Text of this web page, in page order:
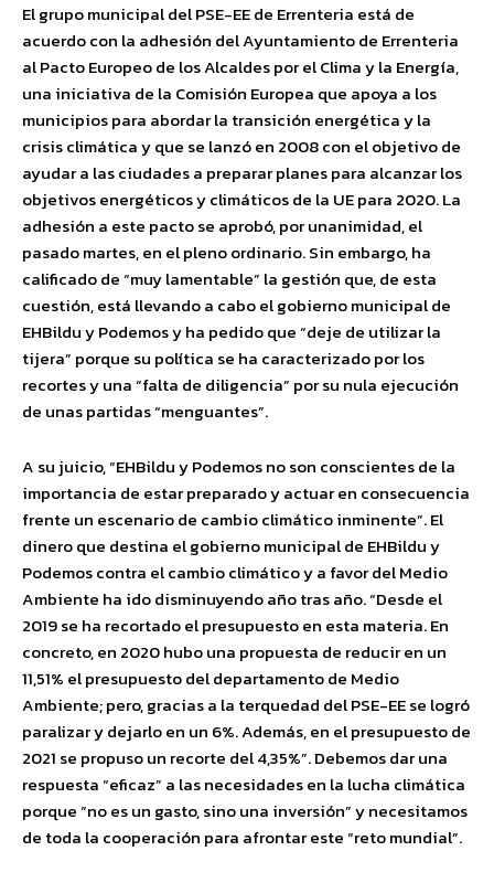
El grupo municipal del PSE-EE de Errenteria está de
acuerdo con la adhesión del Ayuntamiento de Errenteria
al Pacto Europeo de los Alcaldes por el Clima y la Energía,
una iniciativa de la Comisión Europea que apoya a los
municipios para abordar la transición energética y la
crisis climática y que se lanzó en 2008 con el objetivo de
ayudar a las ciudades a preparar planes para alcanzar los
objetivos energéticos y climáticos de la UE para 2020. La
adhesión a este pacto se aprobó, por unanimidad, el
pasado martes, en el pleno ordinario. Sin embargo, ha
calificado de “muy lamentable” la gestión que, de esta
cuestión, está llevando a cabo el gobierno municipal de
EHBildu y Podemos y ha pedido que “deje de utilizar la
tijera” porque su política se ha caracterizado por los
recortes y una “falta de diligencia” por su nula ejecución
de unas partidas “menguantes”.
A su juicio, “EHBildu y Podemos no son conscientes de la
importancia de estar preparado y actuar en consecuencia
frente un escenario de cambio climático inminente”. El
dinero que destina el gobierno municipal de EHBildu y
Podemos contra el cambio climático y a favor del Medio
Ambiente ha ido disminuyendo año tras año. “Desde el
2019 se ha recortado el presupuesto en esta materia. En
concreto, en 2020 hubo una propuesta de reducir en un
11,51% el presupuesto del departamento de Medio
Ambiente; pero, gracias a la terquedad del PSE-EE se logró
paralizar y dejarlo en un 6%. Además, en el presupuesto de
2021 se propuso un recorte del 4,35%”. Debemos dar una
respuesta “eficaz” a las necesidades en la lucha climática
porque “no es un gasto, sino una inversión” y necesitamos
de toda la cooperación para afrontar este “reto mundial”.